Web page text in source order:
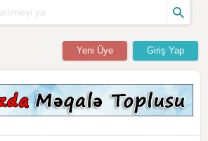
Giriş Yap
Yeni Üye